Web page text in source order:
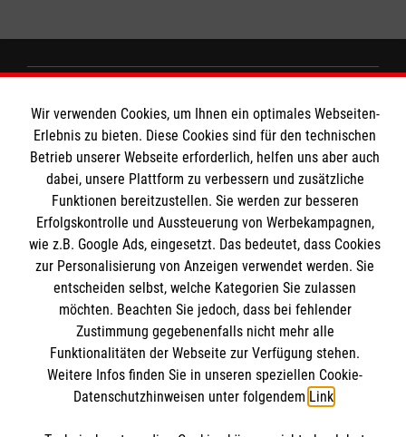
MBZ Euregio
Kurse für Ärzte
Internationale Kurskonzepte
Informationen
Kontakt
Impressum
Datenschutz
AGB
Malteser online
Malteserorden
Malteser Jugend
Soziale Netzwerke
Wir verwenden Cookies, um Ihnen ein optimales Webseiten-
Erlebnis zu bieten. Diese Cookies sind für den technischen
Betrieb unserer Webseite erforderlich, helfen uns aber auch
dabei, unsere Plattform zu verbessern und zusätzliche
Funktionen bereitzustellen. Sie werden zur besseren
Erfolgskontrolle und Aussteuerung von Werbekampagnen,
wie z.B. Google Ads, eingesetzt. Das bedeutet, dass Cookies
zur Personalisierung von Anzeigen verwendet werden. Sie
entscheiden selbst, welche Kategorien Sie zulassen
möchten. Beachten Sie jedoch, dass bei fehlender
Zustimmung gegebenenfalls nicht mehr alle
Funktionalitäten der Webseite zur Verfügung stehen.
Weitere Infos finden Sie in unseren speziellen Cookie-
Datenschutzhinweisen unter folgendem Link.